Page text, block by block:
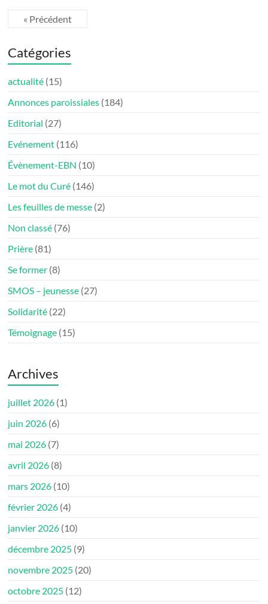
« Précédent
Catégories
actualité (15)
Annonces paroissiales (184)
Editorial (27)
Evénement (116)
Évènement-EBN (10)
Le mot du Curé (146)
Les feuilles de messe (2)
Non classé (76)
Prière (81)
Se former (8)
SMOS – jeunesse (27)
Solidarité (22)
Témoignage (15)
Archives
juillet 2026 (1)
juin 2026 (6)
mai 2026 (7)
avril 2026 (8)
mars 2026 (10)
février 2026 (4)
janvier 2026 (10)
décembre 2025 (9)
novembre 2025 (20)
octobre 2025 (12)